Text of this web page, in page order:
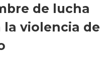
de lucha
la violencia de